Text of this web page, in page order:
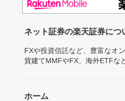
ネット証券の楽天証券につ
FXや投資信託など、豊富なオ
貨建てMMFやFX、海外ETFな
ホーム